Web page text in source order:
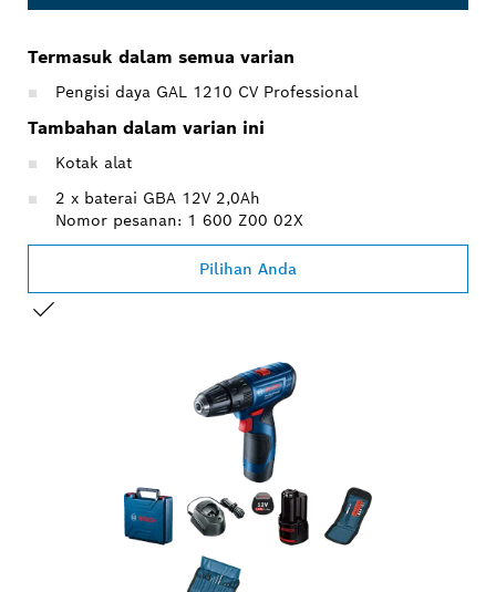
Termasuk dalam semua varian
Pengisi daya GAL 1210 CV Professional
Tambahan dalam varian ini
Kotak alat
2 x baterai GBA 12V 2,0Ah
Nomor pesanan: 1 600 Z00 02X
Pilihan Anda